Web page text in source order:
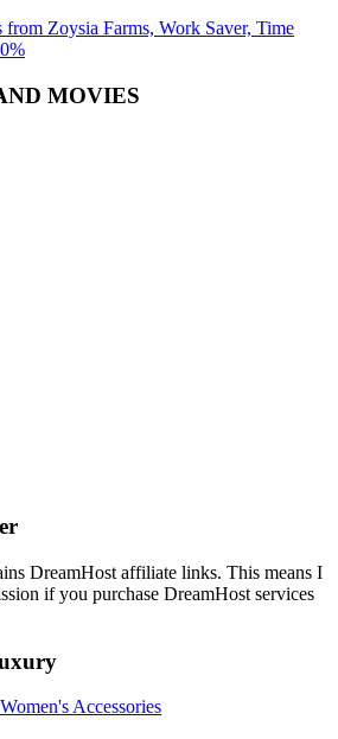
MOVIES
DreamHost affiliate links. This means I
if you purchase DreamHost services